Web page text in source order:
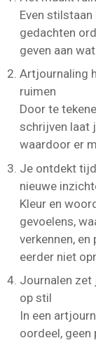
Even
gedachten
geven aan
Artjournaling
ruimen
Door te
schrijven laat
waardoor er
Je ontdekt
nieuwe
Kleur en
gevoelens,
verkennen,
eerder niet
Journalen zet
op stil
In een
oordeel,